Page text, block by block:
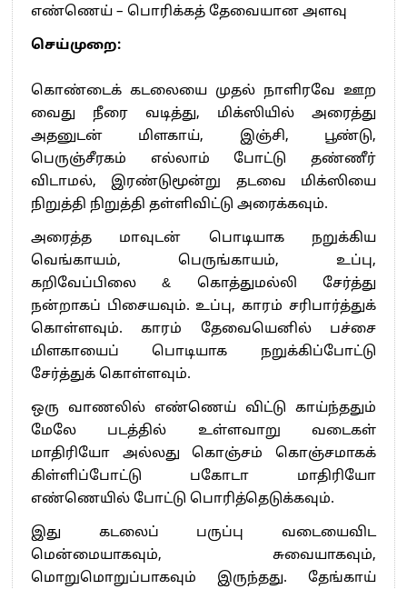
எண்ணெய் – பொரிக்கத் தேவையான அளவு
செய்முறை:
கொண்டைக் கடலையை முதல் நாளிரவே ஊற
வைது நீரை வடித்து, மிக்ஸியில் அரைத்து
அதனுடன் மிளகாய், இஞ்சி, பூண்டு,
பெருஞ்சீரகம் எல்லாம் போட்டு தண்ணீர்
விடாமல், இரண்டுமூன்று தடவை மிக்ஸியை
நிறுத்தி நிறுத்தி தள்ளிவிட்டு அரைக்கவும்.
அரைத்த மாவுடன் பொடியாக நறுக்கிய
வெங்காயம், பெருங்காயம், உப்பு,
கறிவேப்பிலை & கொத்துமல்லி சேர்த்து
நன்றாகப் பிசையவும். உப்பு, காரம் சரிபார்த்துக்
கொள்ளவும். காரம் தேவையெனில் பச்சை
மிளகாயைப் பொடியாக நறுக்கிப்போட்டு
சேர்த்துக் கொள்ள‌வும்.
ஒரு வாணலில் எண்ணெய் விட்டு காய்ந்ததும்
மேலே படத்தில் உள்ளவாறு வடைகள்
மாதிரியோ அல்லது கொஞ்சம் கொஞ்சமாகக்
கிள்ளிப்போட்டு பகோடா மாதிரியோ
எண்ணெயில் போட்டு பொரித்தெடுக்கவும்.
இது கடலைப் பருப்பு வடையைவிட
மென்மையாகவும், சுவையாகவும்,
மொறுமொறுப்பாகவும் இருந்தது. தேங்காய்